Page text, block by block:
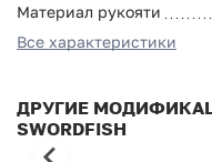
Материал рукояти
Все характеристики
ДРУГИЕ
SWORDFISH